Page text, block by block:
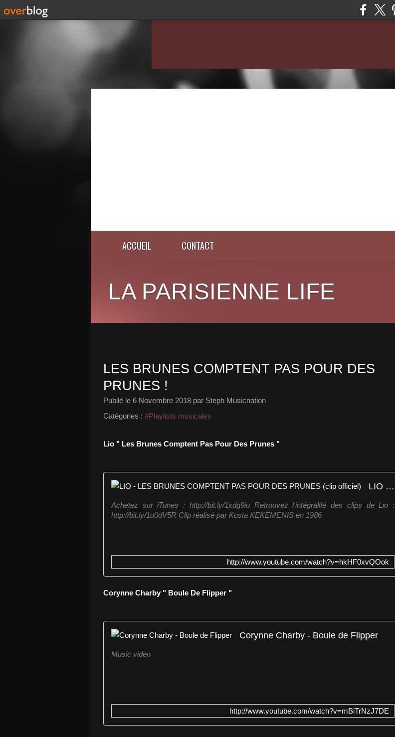
ACCUEIL CONTACT
LA PARISIENNE LIFE
LES BRUNES COMPTENT PAS POUR DES
PRUNES !
Publié le 6 Novembre 2018 par Steph Musicnation
Catégories : #Playlists musicales
Lio " Les Brunes Comptent Pas Pour Des Prunes "
LIO - LES BRUNES COMPTENT PAS POUR DES PRUNES (clip officiel)
Achetez sur iTunes : http://bit.ly/1xdg9iu Retrouvez l'intégralité des clips de Lio :
http://bit.ly/1u0dV5R Clip réalisé par Kosta KEKEMENIS en 1986
http://www.youtube.com/watch?v=hkHF0xvQOok
Corynne Charby " Boule De Flipper "
Corynne Charby - Boule de Flipper
Music video
http://www.youtube.com/watch?v=mBiTrNzJ7DE